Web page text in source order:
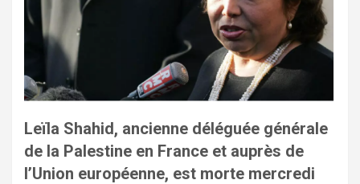
Leïla Shahid, ancienne déléguée générale
de la Palestine en France et auprès de
l’Union européenne, est morte mercredi